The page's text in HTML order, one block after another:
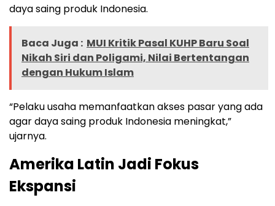
daya saing produk Indonesia.
Baca Juga : MUI Kritik Pasal KUHP Baru Soal
Nikah Siri dan Poligami, Nilai Bertentangan
dengan Hukum Islam
“Pelaku usaha memanfaatkan akses pasar yang ada
agar daya saing produk Indonesia meningkat,”
ujarnya.
Amerika Latin Jadi Fokus
Ekspansi